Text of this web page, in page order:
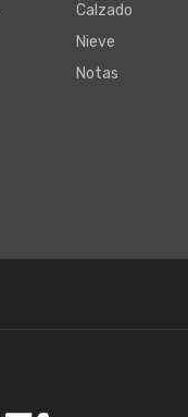
Calzado
Nieve
Notas